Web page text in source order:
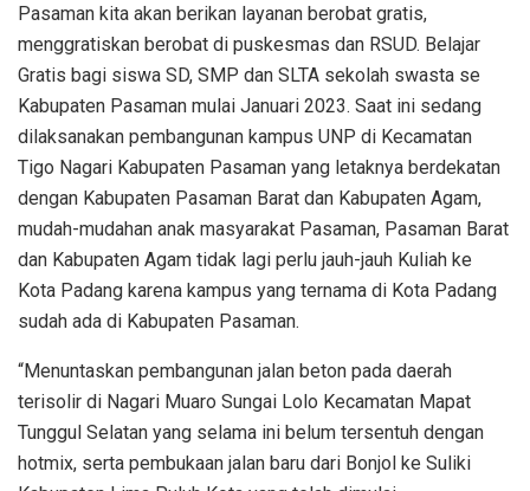
Pasaman kita akan berikan layanan berobat gratis,
menggratiskan berobat di puskesmas dan RSUD. Belajar
Gratis bagi siswa SD, SMP dan SLTA sekolah swasta se
Kabupaten Pasaman mulai Januari 2023. Saat ini sedang
dilaksanakan pembangunan kampus UNP di Kecamatan
Tigo Nagari Kabupaten Pasaman yang letaknya berdekatan
dengan Kabupaten Pasaman Barat dan Kabupaten Agam,
mudah-mudahan anak masyarakat Pasaman, Pasaman Barat
dan Kabupaten Agam tidak lagi perlu jauh-jauh Kuliah ke
Kota Padang karena kampus yang ternama di Kota Padang
sudah ada di Kabupaten Pasaman.
“Menuntaskan pembangunan jalan beton pada daerah
terisolir di Nagari Muaro Sungai Lolo Kecamatan Mapat
Tunggul Selatan yang selama ini belum tersentuh dengan
hotmix, serta pembukaan jalan baru dari Bonjol ke Suliki